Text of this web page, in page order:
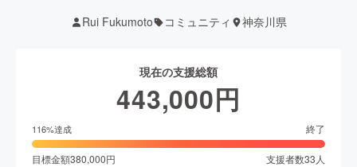
Rui Fukumoto コミュニティ 神奈川県
現在の支援総額
443,000円
116%達成 終了
目標金額380,000円 支援者数33 人